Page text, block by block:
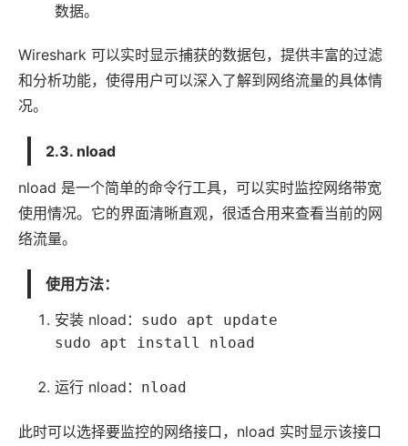
数据。
Wireshark 可以实时显示捕获的数据包，提供丰富的过滤
和分析功能，使得用户可以深入了解到网络流量的具体情
况。
2.3. nload
nload 是一个简单的命令行工具，可以实时监控网络带宽
使用情况。它的界面清晰直观，很适合用来查看当前的网
络流量。
使用方法：
安装 nload： sudo apt update
sudo apt install nload
运行 nload： nload
此时可以选择要监控的网络接口，nload 实时显示该接口